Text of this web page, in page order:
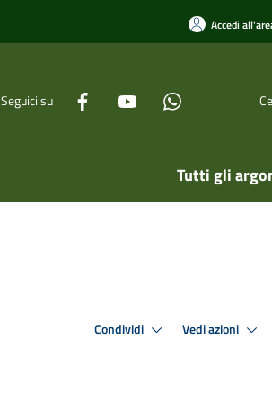
Accedi
Seguici su
Tutti gli
Condividi Vedi azioni